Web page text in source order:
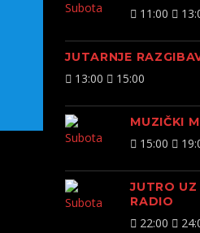
11:00
JUTARNJE
13:00 15:00
MUZIČKI
15:00
JUTRO
RADIO
22:00